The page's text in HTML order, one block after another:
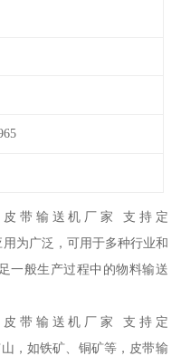
带输送机厂家 支持定
为广泛，可用于多种行业和
一般生产过程中的物料输送
带输送机厂家 支持定
，如铁矿、铜矿等，皮带输